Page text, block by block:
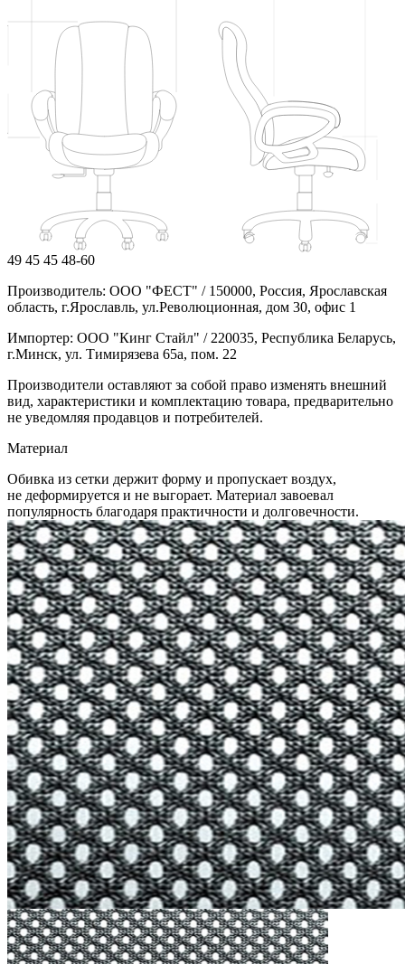
49 45 45 48-60
Производитель: ООО "ФЕСТ" / 150000, Россия, Ярославская
область, г.Ярославль, ул.Революционная, дом 30, офис 1
Импортер: ООО "Кинг Стайл" / 220035, Республика Беларусь,
г.Минск, ул. Тимирязева 65а, пом. 22
Производители оставляют за собой право изменять внешний
вид, характеристики и комплектацию товара, предварительно
не уведомляя продавцов и потребителей.
Материал
Обивка из сетки держит форму и пропускает воздух,
не деформируется и не выгорает. Материал завоевал
популярность благодаря практичности и долговечности.